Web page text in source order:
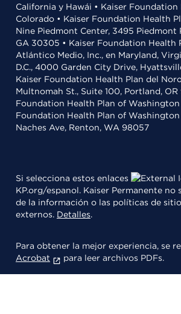
California y Hawái • Kaiser Foundation
Colorado • Kaiser Foundation Health
Nine Piedmont Center, 3495 Piedmont
GA 30305 • Kaiser Foundation Health
Atlántico Medio, Inc., en Maryland,
D.C., 4000 Garden City Drive,
Kaiser Foundation Health Plan del
Multnomah St., Suite 100, Portland, OR
Foundation Health Plan of
Foundation Health Plan of Washington
Naches Ave, Renton, WA 98057
Si selecciona estos enlaces
KP.org/espanol. Kaiser Permanente no
de la información o las políticas de
externos. Detalles.
Para obtener la mejor experiencia, se
Acrobat
para leer archivos PDFs.